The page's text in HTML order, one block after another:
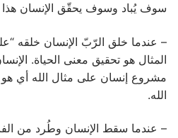
سوف يُباد وسوف يحقّق الإنسان هذا
– عندما خلق الرّبّ الإنسان خلقه
المثال هو تحقيق معنى الحياة.
مشروع إنسان على مثال الله أي
الله.
– عندما سقط الإنسان وطُرد من